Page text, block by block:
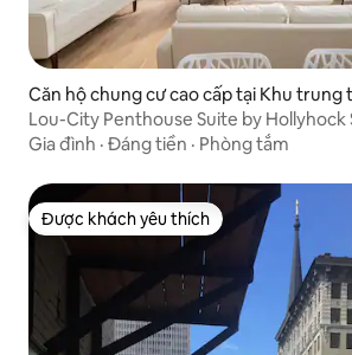
Căn hộ chung cư cao cấp tại Khu trung
ương mại
Lou-City Penthouse Suite by Hollyhock
Gia đình · Đáng tiền · Phòng tắm
Được khách yêu thích
Được khách yêu thích